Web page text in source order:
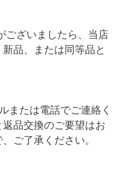
ございましたら、当店
品、または同等品と
または電話でご連絡く
品交換のご要望はお
ご了承ください。